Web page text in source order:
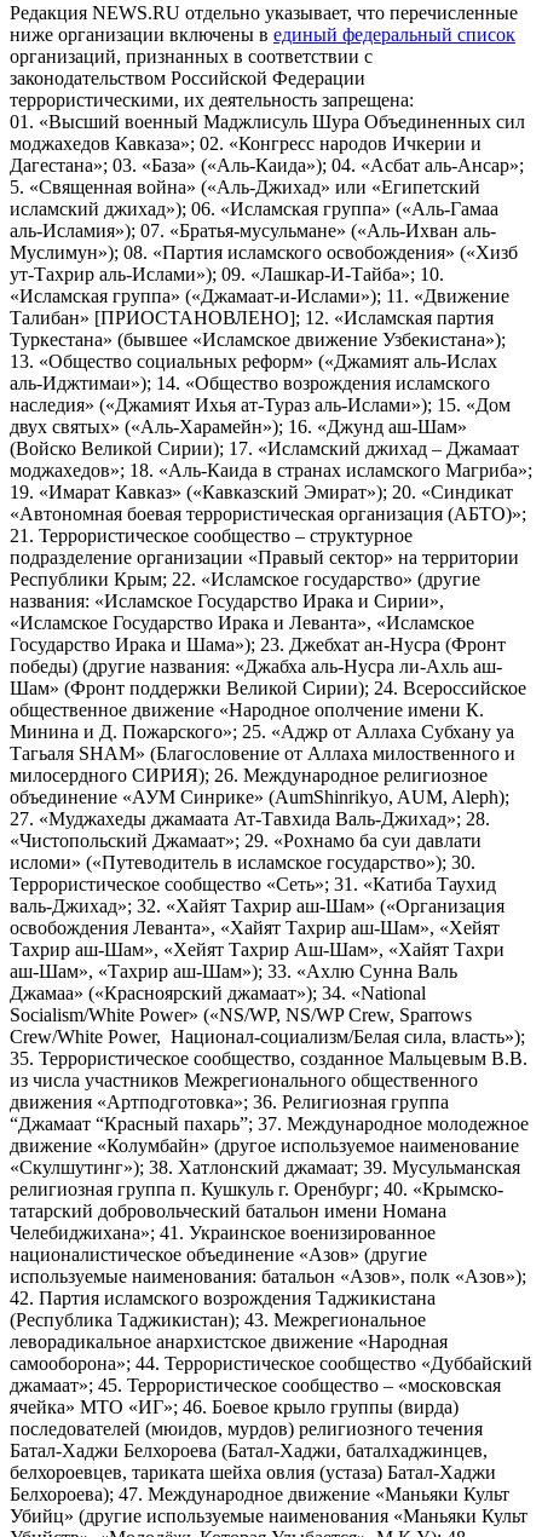
Редакция NEWS.RU отдельно указывает, что перечисленные
ниже организации включены в единый федеральный список
организаций, признанных в соответствии с
законодательством Российской Федерации
террористическими, их деятельность запрещена:
01. «Высший военный Маджлисуль Шура Объединенных сил
моджахедов Кавказа»; 02. «Конгресс народов Ичкерии и
Дагестана»; 03. «База» («Аль-Каида»); 04. «Асбат аль-Ансар»;
5. «Священная война» («Аль-Джихад» или «Египетский
исламский джихад»); 06. «Исламская группа» («Аль-Гамаа
аль-Исламия»); 07. «Братья-мусульмане» («Аль-Ихван аль-
Муслимун»); 08. «Партия исламского освобождения» («Хизб
ут-Тахрир аль-Ислами»); 09. «Лашкар-И-Тайба»; 10.
«Исламская группа» («Джамаат-и-Ислами»); 11. «Движение
Талибан» [ПРИОСТАНОВЛЕНО]; 12. «Исламская партия
Туркестана» (бывшее «Исламское движение Узбекистана»);
13. «Общество социальных реформ» («Джамият аль-Ислах
аль-Иджтимаи»); 14. «Общество возрождения исламского
наследия» («Джамият Ихья ат-Тураз аль-Ислами»); 15. «Дом
двух святых» («Аль-Харамейн»); 16. «Джунд аш-Шам»
(Войско Великой Сирии); 17. «Исламский джихад – Джамаат
моджахедов»; 18. «Аль-Каида в странах исламского Магриба»;
19. «Имарат Кавказ» («Кавказский Эмират»); 20. «Синдикат
«Автономная боевая террористическая организация (АБТО)»;
21. Террористическое сообщество – структурное
подразделение организации «Правый сектор» на территории
Республики Крым; 22. «Исламское государство» (другие
названия: «Исламское Государство Ирака и Сирии»,
«Исламское Государство Ирака и Леванта», «Исламское
Государство Ирака и Шама»); 23. Джебхат ан-Нусра (Фронт
победы) (другие названия: «Джабха аль-Нусра ли-Ахль аш-
Шам» (Фронт поддержки Великой Сирии); 24. Всероссийское
общественное движение «Народное ополчение имени К.
Минина и Д. Пожарского»; 25. «Аджр от Аллаха Субхану уа
Тагьаля SHAM» (Благословение от Аллаха милоственного и
милосердного СИРИЯ); 26. Международное религиозное
объединение «АУМ Синрике» (AumShinrikyo, AUM, Aleph);
27. «Муджахеды джамаата Ат-Тавхида Валь-Джихад»; 28.
«Чистопольский Джамаат»; 29. «Рохнамо ба суи давлати
исломи» («Путеводитель в исламское государство»); 30.
Террористическое сообщество «Сеть»; 31. «Катиба Таухид
валь-Джихад»; 32. «Хайят Тахрир аш-Шам» («Организация
освобождения Леванта», «Хайят Тахрир аш-Шам», «Хейят
Тахрир аш-Шам», «Хейят Тахрир Аш-Шам», «Хайят Тахри
аш-Шам», «Тахрир аш-Шам»); 33. «Ахлю Сунна Валь
Джамаа» («Красноярский джамаат»); 34. «National
Socialism/White Power» («NS/WP, NS/WP Crew, Sparrows
Crew/White Power, Национал-социализм/Белая сила, власть»);
35. Террористическое сообщество, созданное Мальцевым В.В.
из числа участников Межрегионального общественного
движения «Артподготовка»; 36. Религиозная группа
“Джамаат “Красный пахарь”; 37. Международное молодежное
движение «Колумбайн» (другое используемое наименование
«Скулшутинг»); 38. Хатлонский джамаат; 39. Мусульманская
религиозная группа п. Кушкуль г. Оренбург; 40. «Крымско-
татарский добровольческий батальон имени Номана
Челебиджихана»; 41. Украинское военизированное
националистическое объединение «Азов» (другие
используемые наименования: батальон «Азов», полк «Азов»);
42. Партия исламского возрождения Таджикистана
(Республика Таджикистан); 43. Межрегиональное
леворадикальное анархистское движение «Народная
самооборона»; 44. Террористическое сообщество «Дуббайский
джамаат»; 45. Террористическое сообщество – «московская
ячейка» МТО «ИГ»; 46. Боевое крыло группы (вирда)
последователей (мюидов, мурдов) религиозного течения
Батал-Хаджи Белхороева (Батал-Хаджи, баталхаджинцев,
белхороевцев, тариката шейха овлия (устаза) Батал-Хаджи
Белхороева); 47. Международное движение «Маньяки Культ
Убийц» (другие используемые наименования «Маньяки Культ